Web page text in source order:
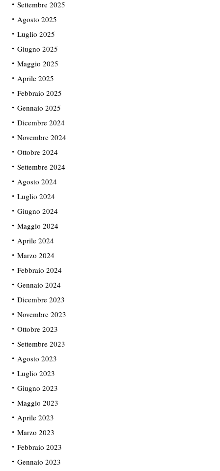
Settembre 2025
Agosto 2025
Luglio 2025
Giugno 2025
Maggio 2025
Aprile 2025
Febbraio 2025
Gennaio 2025
Dicembre 2024
Novembre 2024
Ottobre 2024
Settembre 2024
Agosto 2024
Luglio 2024
Giugno 2024
Maggio 2024
Aprile 2024
Marzo 2024
Febbraio 2024
Gennaio 2024
Dicembre 2023
Novembre 2023
Ottobre 2023
Settembre 2023
Agosto 2023
Luglio 2023
Giugno 2023
Maggio 2023
Aprile 2023
Marzo 2023
Febbraio 2023
Gennaio 2023